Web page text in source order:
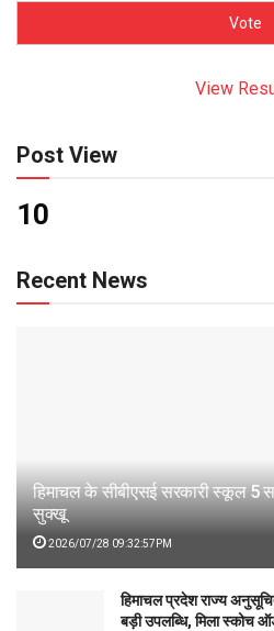
View
Post View
10
Recent News
हिमाचल के सीबीएसई सरकारी स्कूल 5
सुक्खू
2026/07/28 09:32:57PM
हिमाचल प्रदेश राज्य
बड़ी उपलब्धि, मिला स्कोच